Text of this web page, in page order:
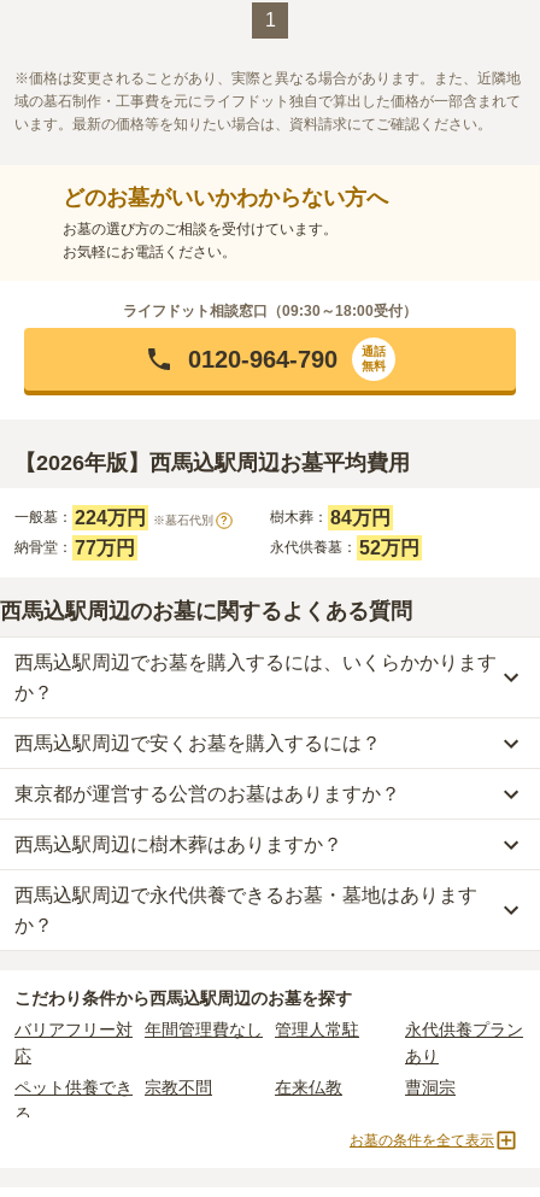
1
価格は変更されることがあり、実際と異なる場合があります。また、近隣地
域の墓石制作・工事費を元にライフドット独自で算出した価格が一部含まれて
います。最新の価格等を知りたい場合は、資料請求にてご確認ください。
どのお墓がいいかわからない方へ
お墓の選び方のご相談を受付けています。
お気軽にお電話ください。
ライフドット相談窓口（09:30～18:00受付）
0120-964-790
通話
無料
【2026年版】西馬込駅周辺お墓平均費用
一般墓： 224万円 ※墓石代別 ? 樹木葬： 84万円
納骨堂： 77万円 永代供養墓： 52万円
西馬込駅周辺のお墓に関するよくある質問
西馬込駅周辺でお墓を購入するには、いくらかかります
か？
西馬込駅周辺での購入費用の目安は、一般墓が約391万円、樹木葬
が約84万円、納骨堂が約77万円、永代供養墓が約52万円です。
一般墓を建てる場合は、「永代使用料（土地代）」と「墓石代」の
2つが主な費用となります。
西馬込駅周辺の一般墓の永代使用料の平均は
で、墓石代は
さ・素材によって変わります。
樹木葬・納骨堂・永代供養墓は、基本的に墓石代がかからず、永代
なお、お墓によっては以下の費用が別途かかる場合があります。
・開眼法要の費用：お墓を新しく建てた際に行う儀式のための費
用。僧侶に渡すお布施がかかります。
・納骨式の費用
：お墓に遺骨を納める儀式のための費用。僧侶に渡
すお布施、会食などの費用がかかります。
：お墓の管理費。契約後、毎年発生するケースがあり
西馬込駅周辺で安くお墓を購入するには？
西馬込駅周辺で一番安価なお墓は、曹洞宗慈眼山 萬福寺
永代供養
墓で、11万円からお求めいただけます。
一般的に最も費用を抑えられるのは、他の方のご遺骨と一緒に埋葬
する「合祀墓（ごうしぼ）」と呼ばれるタイプです。個別のお墓に
比べて省スペースで管理の手間がかからないため、費用が安く設定
されています。
価格の目安は、1名あたり5万円〜30万円程度です。
西馬込駅周辺で安価なお墓を探したい場合は、
替えてお墓を探すのがおすすめです。
東京都が運営する公営のお墓はありますか？
西馬込駅周辺には、公営の霊園の掲載がありません。
一方で、東京都内には、県または市区町村が運営する公営の霊園が
16件あります。
公営霊園は民営の霊園と異なり、契約にあたって応募資格が設けら
主な条件として、遺骨がすでにある、該当の市区町村に一定年数以
上住んでいるなどが挙げられます。
条件を満たさない場合は、申し込み自体ができないことも多いた
め、事前の確認が重要です。
契約条件の詳細は、各霊園のページをご確認いただくか、資料請求
西馬込駅周辺に樹木葬はありますか？
西馬込駅周辺には、3件の樹木葬があります。
詳しくは、
西馬込駅周辺で永代供養できるお墓・墓地はあります
か？
詳しくは、西馬込駅周辺の永代供養の一覧をご覧ください。
こだわり条件から西馬込駅周辺のお墓を探す
バリアフリー対
応
年間管理費なし 管理人常駐
永代供養プラン
あり
ペット供養でき
る
宗教不問 在来仏教 曹洞宗
樹木葬
お墓の条件を全て表示